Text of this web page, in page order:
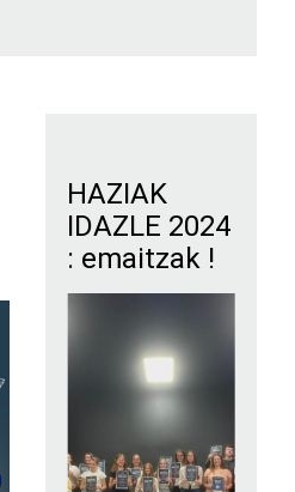
HAZIAK
IDAZLE 2024
: emaitzak !